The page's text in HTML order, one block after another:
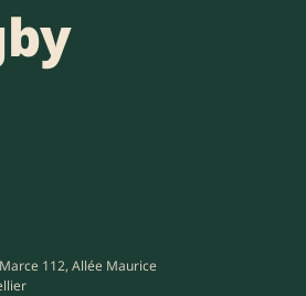
112, Allée Maurice